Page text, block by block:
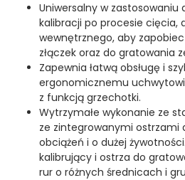
Uniwersalny w zastosowaniu
kalibracji po procesie cięcia,
wewnętrznego, aby
złączek oraz do gratowania
Zapewnia łatwą obsługę i
ergonomicznemu
z funkcją grzechotki.
Wytrzymałe wykonanie ze
ze zintegrowanymi ostrzami
obciążeń i o dużej
kalibrujący i ostrza do
rur o różnych średnicach i